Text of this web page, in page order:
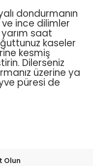
dondurmanın
ve ince dilimler
saat
kaseler
kesmiş
Dilerseniz
üzerine ya
püresi de
Olun